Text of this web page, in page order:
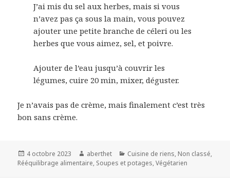
J’ai mis du sel aux herbes, mais si vous
n’avez pas ça sous la main, vous pouvez
ajouter une petite branche de céleri ou les
herbes que vous aimez, sel, et poivre.
Ajouter de l’eau jusqu’à couvrir les
légumes, cuire 20 min, mixer, déguster.
Je n’avais pas de crème, mais finalement c’est très
bon sans crème.
Publié
le
4 octobre 2023 Auteur
aberthet Catégories
Cuisine de riens, Non classé,
Rééquilibrage alimentaire, Soupes et potages,Végétarien